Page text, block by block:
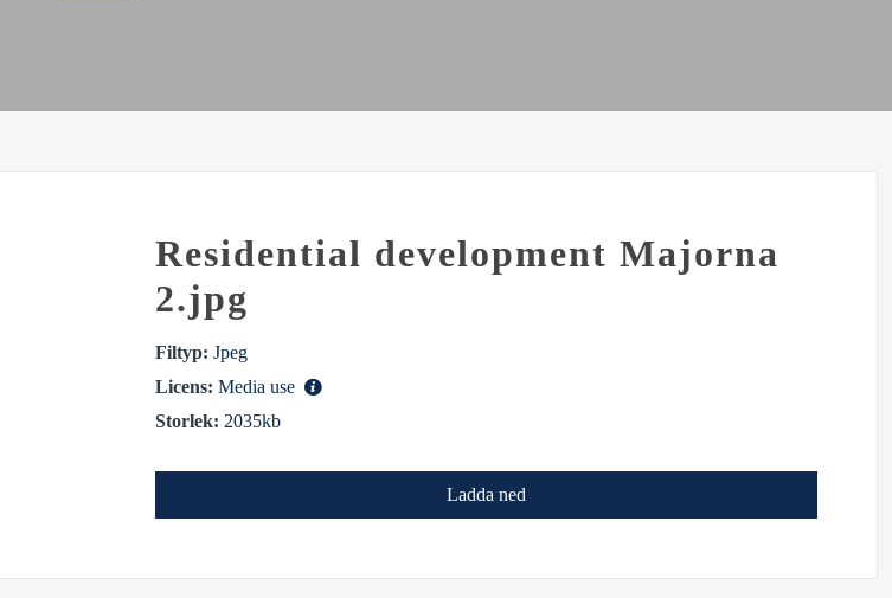
Residential development Majorna
2.jpg
Filtyp: Jpeg
Licens: Media use
Storlek: 2035kb
Ladda ned